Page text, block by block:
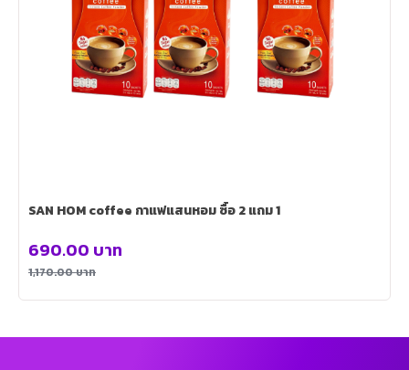
SAN HOM coffee กาแฟแสนหอม ซื้อ 2 แถม 1
1,170.00บาท
690.00 บาท